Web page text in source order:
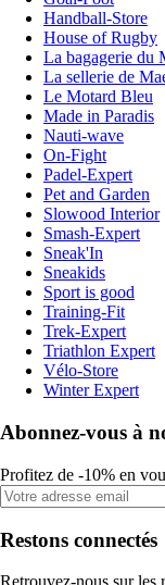
Handball-Store
House of Rugby
La bagagerie du
La sellerie de
Le Motard Bleu
Made in Paradis
Nauti-wave
On-Fight
Padel-Expert
Pet and Garden
Slowood Interior
Smash-Expert
Sneak'In
Sneakids
Sport is good
Training-Fit
Trek-Expert
Triathlon Expert
Vélo-Store
Winter Expert
Abonnez-vous à
Profitez de -10% en
Restons connectés